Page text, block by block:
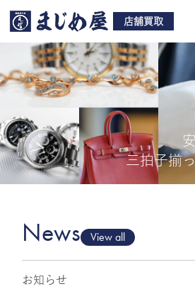
店舗買取
買取品目
店舗一覧
三拍子揃
News View all
お知らせ